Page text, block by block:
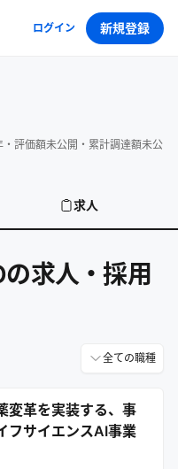
ログイン 新規登録
・ 評価額未公開 ・ 累計調達額未公
求人
求人・採用
全ての職種
変革を実装する、事
フサイエンスAI事業